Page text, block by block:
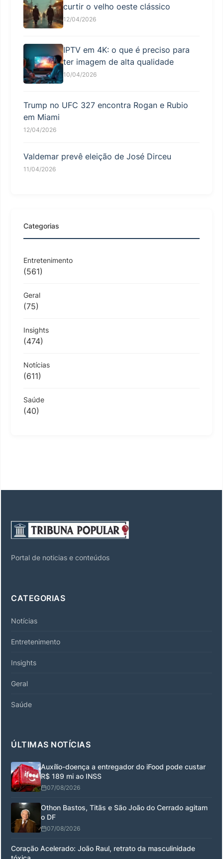
curtir o velho oeste clássico
12/04/2026
IPTV em 4K: o que é preciso para
ter imagem de alta qualidade
10/04/2026
Trump no UFC 327 encontra Rogan e Rubio
em Miami
12/04/2026
Valdemar prevê eleição de José Dirceu
11/04/2026
Categorias
Entretenimento
(561)
Geral
(75)
Insights
(474)
Notícias
(611)
Saúde
(40)
Portal de noticias e conteúdos
CATEGORIAS
Notícias
Entretenimento
Insights
Geral
Saúde
ÚLTIMAS NOTÍCIAS
Auxílio-doença a entregador do iFood pode custar
R$ 189 mi ao INSS
07/08/2026
Othon Bastos, Titãs e São João do Cerrado agitam
o DF
07/08/2026
Coração Acelerado: João Raul, retrato da masculinidade